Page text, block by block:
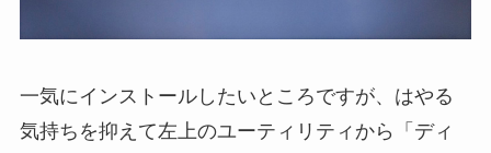
一気にインストールしたいところですが、はやる
気持ちを抑えて左上のユーティリティから「ディ